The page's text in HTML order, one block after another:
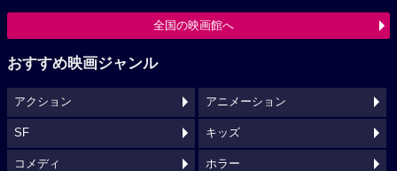
全国の映画館へ
おすすめ映画ジャンル
アクション アニメーション
SF キッズ
コメディ ホラー